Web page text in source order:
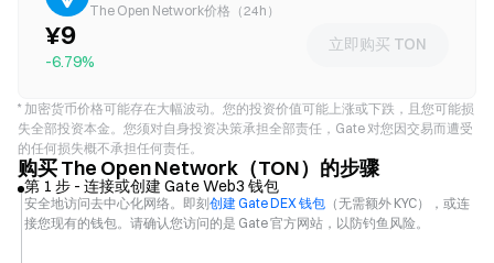
The Open Network价格（24h）
¥9
-6.79%
立即购买 TON
* 加密货币价格可能存在大幅波动。您的投资价值可能上涨或下跌，且您可能损
失全部投资本金。您须对自身投资决策承担全部责任，Gate 对您因交易而遭受
的任何损失概不承担任何责任。
购买 The Open Network（TON）的步骤
第 1 步 - 连接或创建 Gate Web3 钱包
安全地访问去中心化网络。即刻创建 Gate DEX 钱包 （无需额外 KYC），或连
接您现有的钱包。请确认您访问的是 Gate 官方网站，以防钓鱼风险。